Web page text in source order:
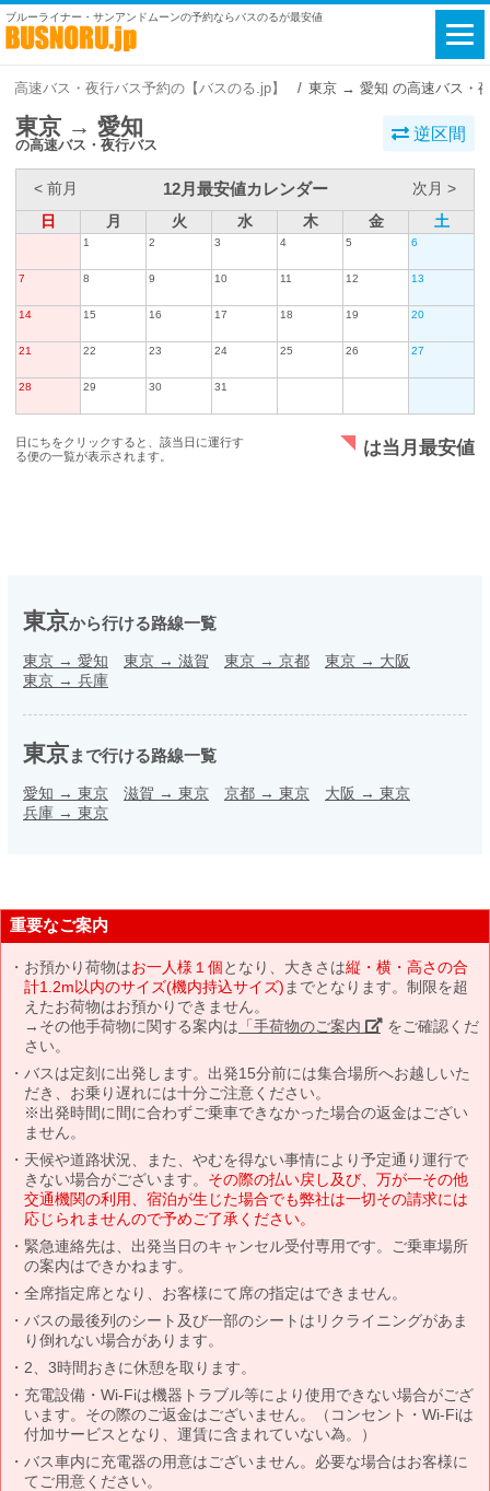
ブルーライナー・サンアンドムーンの予約ならバスのるが最安値
高速バス・夜行バス予約の【バスのる.jp】 東京 → 愛知 の高速バス・
東京 → 愛知
の高速バス・夜行バス
逆区間
< 前月 12月最安値カレンダー
次月 >
日
月 火 水 木 金 土
1 2 3 4 5 6
7 8 9 10 11 12 13
14 15 16 17 18 19 20
21 22 23 24 25 26 27
28 29 30 31
日にちをクリックすると、該当日に運行す
る便の一覧が表示されます。
は当月最安値
東京から行ける路線一覧
東京 → 愛知 東京 → 滋賀 東京 → 京都 東京 → 大阪
東京 → 兵庫
東京まで行ける路線一覧
愛知 → 東京 滋賀 → 東京 京都 → 東京 大阪 → 東京
兵庫 → 東京
重要なご案内
お預かり荷物はお一人様１個となり、大きさは縦・横・高さの合
計1.2m以内のサイズ(機内持込サイズ) までとなります。制限を超
えたお荷物はお預かりできません。
→その他手荷物に関する案内は 「手荷物のご案内」 をご確認くだ
さい。
バスは定刻に出発します。出発15分前には集合場所へお越しいた
だき、お乗り遅れには十分ご注意ください。
※出発時間に間に合わずご乗車できなかった場合の返金はござい
ません。
天候や道路状況、また、やむを得ない事情により予定通り運行で
きない場合がございます。 その際の払い戻し及び、万が一その他
交通機関の利用、宿泊が生じた場合でも弊社は一切その請求には
応じられませんので予めご了承ください。
緊急連絡先は、出発当日のキャンセル受付専用です。ご乗車場所
の案内はできかねます。
全席指定席となり、お客様にて席の指定はできません。
バスの最後列のシート及び一部のシートはリクライニングがあま
り倒れない場合があります。
2、3時間おきに休憩を取ります。
充電設備・Wi-Fiは機器トラブル等により使用できない場合がござ
います。その際のご返金はございません。（コンセント・Wi-Fiは
付加サービスとなり、運賃に含まれていない為。）
バス車内に充電器の用意はございません。必要な場合はお客様に
てご用意ください。